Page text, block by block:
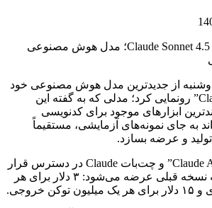
از جدیدترین مدل هوش مصنوعی خود
با نام “Claude Sonnet 4.5” رونمایی کرد؛ مدلی که به گفته این
ابزارهای موجود برای کدنویسی
به جای نمونه‌های آزمایشی، مستقیماً
تولید و عرضه بسازد.
این مدل از طریق “Claude API” و چت‌بات Claude در دسترس قرار
گرفته و با همان تعرفه نسخه قبلی عرضه می‌شود: ۳ دلار برای هر
خروجی.